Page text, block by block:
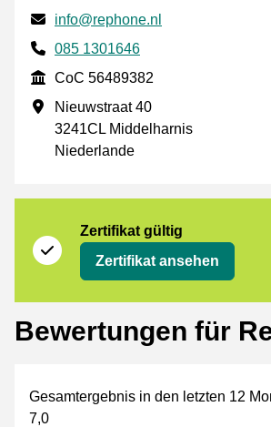
E-mail
info@rephone.nl
Phone number
085 1301646
CoC
CoC 56489382
Geschäftsadresse
Nieuwstraat 40
3241CL Middelharnis
Niederlande
Zertifikat gültig
Zertifikat ansehen
Bewertungen für
Gesamtergebnis in den letzten 12
7,0